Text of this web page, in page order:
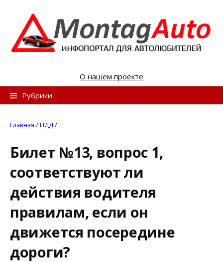
n
О нашем проекте
Рубрики
Главная /ПДД/
Билет №13, вопрос 1,
соответствуют ли
действия водителя
правилам, если он
движется посередине
дороги?